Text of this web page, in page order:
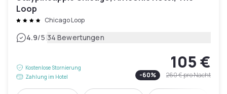
Loop
Chicago Loop
4.9/5|34 Bewertungen
Kostenlose Stornierung
Zahlung im Hotel
105 €
-60% 260 €pro Nacht